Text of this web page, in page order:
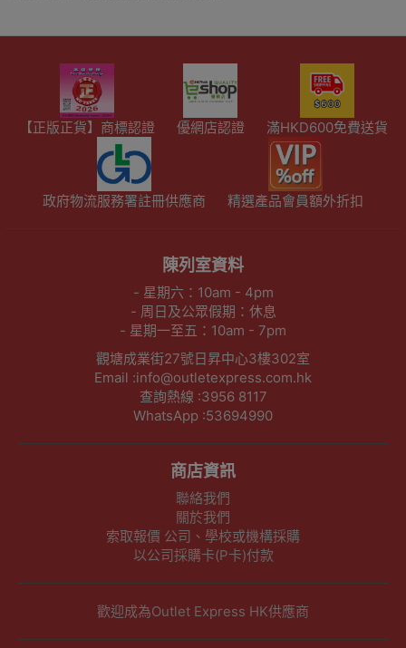
【正版正貨】商標認證 優網店認證 滿HKD600免費送貨
政府物流服務署註冊供應商 精選產品會員額外折扣
陳列室資料
- 星期六：10am - 4pm
- 周日及公眾假期：休息
- 星期一至五：10am - 7pm
觀塘成業街27號日昇中心3樓302室
Email :info@outletexpress.com.hk
查詢熱線 :3956 8117
WhatsApp :53694990
商店資訊
聯絡我們
關於我們
索取報價 公司、學校或機構採購
以公司採購卡(P卡)付款
歡迎成為Outlet Express HK供應商